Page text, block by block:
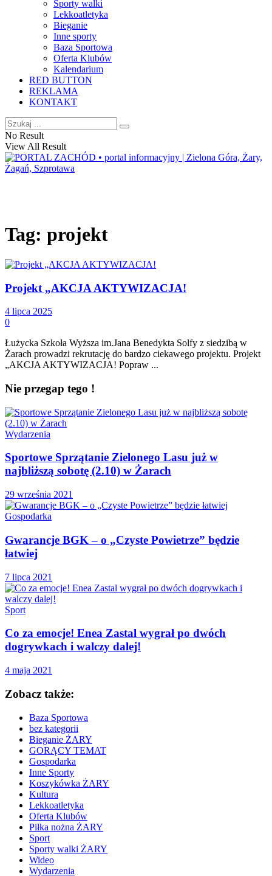
Sporty walki
Lekkoatletyka
Bieganie
Inne sporty
Baza Sportowa
Oferta Klubów
Kalendarium
RED BUTTON
REKLAMA
KONTAKT
No Result
View All Result
Tag: projekt
Projekt „AKCJA AKTYWIZACJA!
4 lipca 2025
0
Łużycka Szkoła Wyższa im.Jana Benedykta Solfy z siedzibą w
Żarach prowadzi rekrutację do bardzo ciekawego projektu. Projekt
„AKCJA AKTYWIZACJA! Popraw ...
Nie przegap tego !
Wydarzenia
Sportowe Sprzątanie Zielonego Lasu już w
najbliższą sobotę (2.10) w Żarach
29 września 2021
Gospodarka
Gwarancje BGK – o „Czyste Powietrze” będzie
łatwiej
7 lipca 2021
Sport
Co za emocje! Enea Zastal wygrał po dwóch
dogrywkach i walczy dalej!
4 maja 2021
Zobacz także:
Baza Sportowa
bez kategorii
Bieganie ŻARY
GORĄCY TEMAT
Gospodarka
Inne Sporty
Koszykówka ŻARY
Kultura
Lekkoatletyka
Oferta Klubów
Piłka nożna ŻARY
Sport
Sporty walki ŻARY
Wideo
Wydarzenia